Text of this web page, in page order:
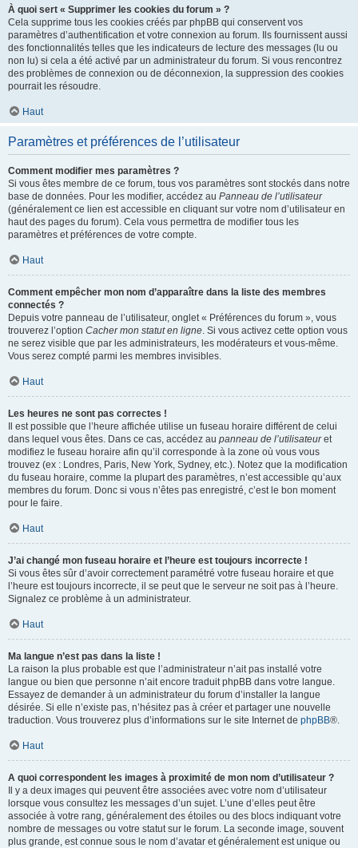
À quoi sert « Supprimer les cookies du forum » ?
Cela supprime tous les cookies créés par phpBB qui conservent vos
paramètres d’authentification et votre connexion au forum. Ils fournissent aussi
des fonctionnalités telles que les indicateurs de lecture des messages (lu ou
non lu) si cela a été activé par un administrateur du forum. Si vous rencontrez
des problèmes de connexion ou de déconnexion, la suppression des cookies
pourrait les résoudre.
Haut
Paramètres et préférences de l’utilisateur
Comment modifier mes paramètres ?
Si vous êtes membre de ce forum, tous vos paramètres sont stockés dans notre
base de données. Pour les modifier, accédez au Panneau de l’utilisateur
(généralement ce lien est accessible en cliquant sur votre nom d’utilisateur en
haut des pages du forum). Cela vous permettra de modifier tous les
paramètres et préférences de votre compte.
Haut
Comment empêcher mon nom d’apparaître dans la liste des membres
connectés ?
Depuis votre panneau de l’utilisateur, onglet « Préférences du forum », vous
trouverez l’option Cacher mon statut en ligne. Si vous activez cette option vous
ne serez visible que par les administrateurs, les modérateurs et vous-même.
Vous serez compté parmi les membres invisibles.
Haut
Les heures ne sont pas correctes !
Il est possible que l’heure affichée utilise un fuseau horaire différent de celui
dans lequel vous êtes. Dans ce cas, accédez au panneau de l’utilisateuret
modifiez le fuseau horaire afin qu’il corresponde à la zone où vous vous
trouvez (ex : Londres, Paris, New York, Sydney, etc.). Notez que la modification
du fuseau horaire, comme la plupart des paramètres, n’est accessible qu’aux
membres du forum. Donc si vous n’êtes pas enregistré, c’est le bon moment
pour le faire.
Haut
J’ai changé mon fuseau horaire et l’heure est toujours incorrecte !
Si vous êtes sûr d’avoir correctement paramétré votre fuseau horaire et que
l’heure est toujours incorrecte, il se peut que le serveur ne soit pas à l’heure.
Signalez ce problème à un administrateur.
Haut
Ma langue n’est pas dans la liste !
La raison la plus probable est que l’administrateur n’ait pas installé votre
langue ou bien que personne n’ait encore traduit phpBB dans votre langue.
Essayez de demander à un administrateur du forum d’installer la langue
désirée. Si elle n’existe pas, n’hésitez pas à créer et partager une nouvelle
traduction. Vous trouverez plus d’informations sur le site Internet de phpBB®.
Haut
A quoi correspondent les images à proximité de mon nom d’utilisateur ?
Il y a deux images qui peuvent être associées avec votre nom d’utilisateur
lorsque vous consultez les messages d’un sujet. L’une d’elles peut être
associée à votre rang, généralement des étoiles ou des blocs indiquant votre
nombre de messages ou votre statut sur le forum. La seconde image, souvent
plus grande, est connue sous le nom d’avatar et généralement est unique ou